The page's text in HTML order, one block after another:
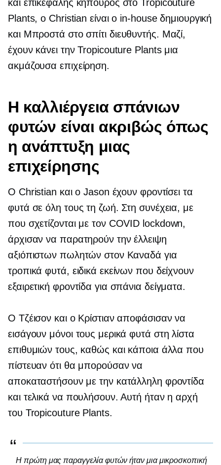
και επικεφαλής κηπουρός στο Tropicouture
Plants, ο Christian είναι ο in-houseδημιουργική
και Μπροστά στο σπίτιδιευθυντής. Μαζί,
έχουν κάνει την Tropicouture Plants μια
ακμάζουσα επιχείρηση.
Η καλλιέργεια σπάνιων
φυτών είναι ακριβώς όπως
η ανάπτυξη μιας
επιχείρησης
Ο Christian και ο Jason έχουν φροντίσει τα
φυτά σε όλη τους τη ζωή. Στη συνέχεια, με
που σχετίζονται με τον COVID lockdown,
άρχισαν να παρατηρούν την έλλειψη
αξιόπιστων πωλητών στον Καναδά για
τροπικά φυτά, ειδικά εκείνων που δείχνουν
εξαιρετική φροντίδα για σπάνια δείγματα.
Ο Τζέισον και ο Κρίστιαν αποφάσισαν να
εισάγουν μόνοι τους μερικά φυτά στη λίστα
επιθυμιών τους, καθώς και κάποια άλλα που
πίστευαν ότι θα μπορούσαν να
αποκαταστήσουν με την κατάλληλη φροντίδα
και τελικά να πουλήσουν. Αυτή ήταν η αρχή
του Tropicouture Plants.
Η πρώτη μας παραγγελία φυτών ήταν μια μικροσκοπική